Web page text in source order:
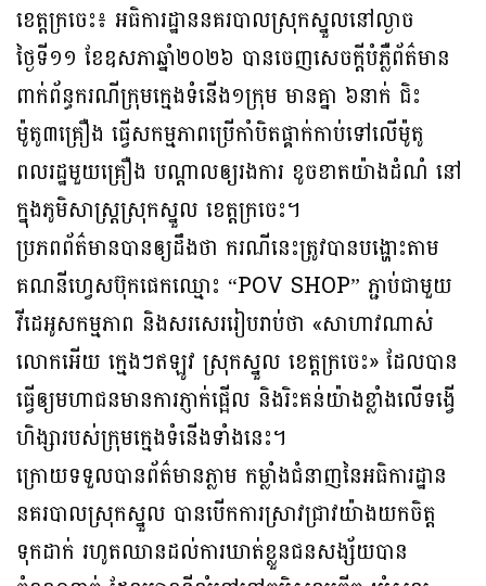
ខេត្តក្រចេះ៖ អធិការដ្ឋាននគរបាលស្រុកស្នួលនៅល្ងាច
ថ្ងៃទី១១ ខែឧសភាឆ្នាំ២០២៦ បានចេញសេចក្តីបំភ្លឺព័ត៌មាន
ពាក់ព័ន្ធករណីក្រុមក្មេងទំនើង១ក្រុម មានគ្នា ៦នាក់ ជិះ
ម៉ូតូ៣គ្រឿង ធ្វើសកម្មភាពប្រើកាំបិតផ្គាក់កាប់ទៅលើម៉ូតូ
ពលរដ្ឋមួយគ្រឿង បណ្ដាលឲ្យរងការ ខូចខាតយ៉ាងដំណំ នៅ
ក្នុងភូមិសាស្ត្រស្រុកស្នួល ខេត្តក្រចេះ។
ប្រភពព័ត៌មានបានឲ្យដឹងថា ករណីនេះត្រូវបានបង្ហោះតាម
គណនីហ្វេសប៊ុកផេកឈ្មោះ “POV SHOP” ភ្ជាប់ជាមួយ
វីដេអូសកម្មភាព និងសរសេររៀបរាប់ថា «សាហាវណាស់
លោកអើយ ក្មេងៗឥឡូវ ស្រុកស្នួល ខេត្តក្រចេះ» ដែលបាន
ធ្វើឲ្យមហាជនមានការភ្ញាក់ផ្អើល និងរិះគន់យ៉ាងខ្លាំងលើទង្វើ
ហិង្សារបស់ក្រុមក្មេងទំនើងទាំងនេះ។
ក្រោយទទួលបានព័ត៌មានភ្លាម កម្លាំងជំនាញនៃអធិការដ្ឋាន
នគរបាលស្រុកស្នួល បានបើកការស្រាវជ្រាវយ៉ាងយកចិត្ត
ទុកដាក់ រហូតឈានដល់ការឃាត់ខ្លួនជនសង្ស័យបាន